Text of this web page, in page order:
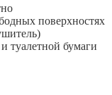
поверхностях
туалетной бумаги